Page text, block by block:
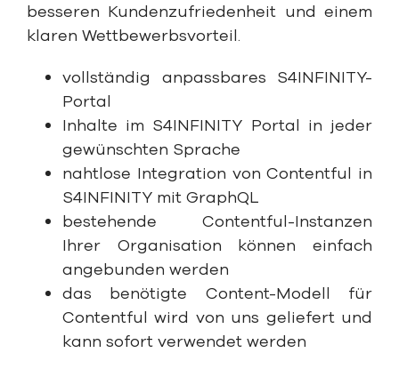
besseren Kundenzufriedenheit und einem
klaren Wettbewerbsvorteil.
vollständig anpassbares S4INFINITY-
Portal
Inhalte im S4INFINITY Portal in jeder
gewünschten Sprache
nahtlose Integration von Contentful in
S4INFINITY mit GraphQL
bestehende Contentful-Instanzen
Ihrer Organisation können einfach
angebunden werden
das benötigte Content-Modell für
Contentful wird von uns geliefert und
kann sofort verwendet werden